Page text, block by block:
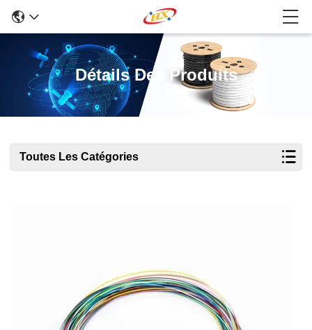
Détails Des Produits
Toutes Les Catégories